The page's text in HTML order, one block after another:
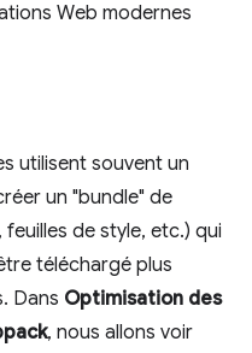
Web modernes
utilisent souvent un
un "bundle" de
de style, etc.) qui
téléchargé plus
Dans Optimisation des
, nous allons voir